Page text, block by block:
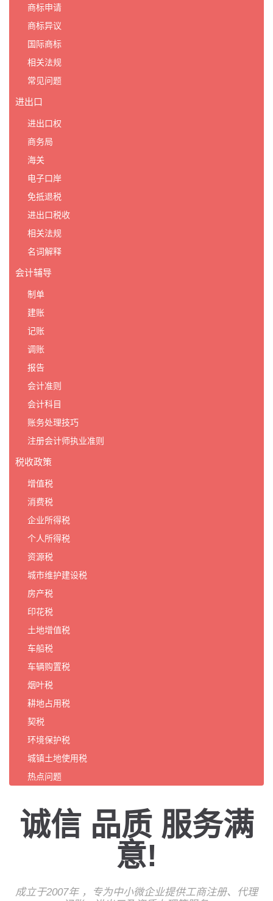
商标申请
商标异议
国际商标
相关法规
常见问题
进出口
进出口权
商务局
海关
电子口岸
免抵退税
进出口税收
相关法规
名词解释
会计辅导
制单
建账
记账
调账
报告
会计准则
会计科目
账务处理技巧
注册会计师执业准则
税收政策
增值税
消费税
企业所得税
个人所得税
资源税
城市维护建设税
房产税
印花税
土地增值税
车船税
车辆购置税
烟叶税
耕地占用税
契税
环境保护税
城镇土地使用税
热点问题
诚信 品质 服务满
意!
成立于2007年 ，专为中小微企业提供工商注册、代理